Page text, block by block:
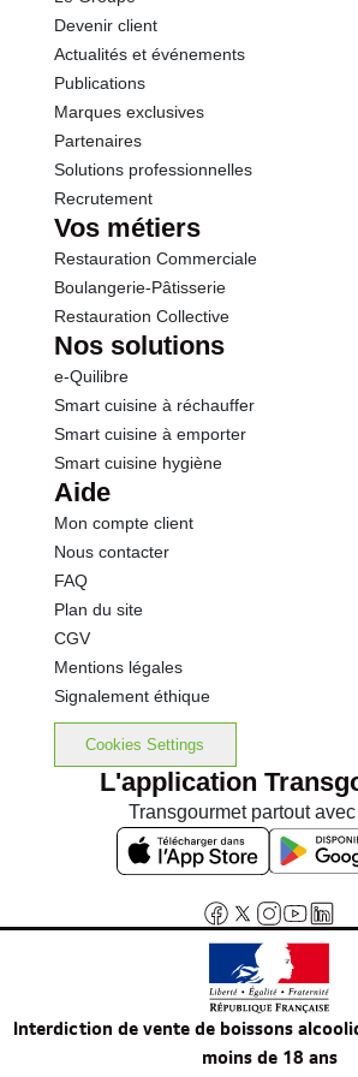
Devenir client
Actualités et événements
Publications
Marques exclusives
Partenaires
Solutions professionnelles
Recrutement
Vos métiers
Restauration Commerciale
Boulangerie-Pâtisserie
Restauration Collective
Nos solutions
e-Quilibre
Smart cuisine à réchauffer
Smart cuisine à emporter
Smart cuisine hygiène
Aide
Mon compte client
Nous contacter
FAQ
Plan du site
CGV
Mentions légales
Signalement éthique
Cookies Settings
L'application
Transgourmet partout
Interdiction de vente de boissons
moins de 18 ans